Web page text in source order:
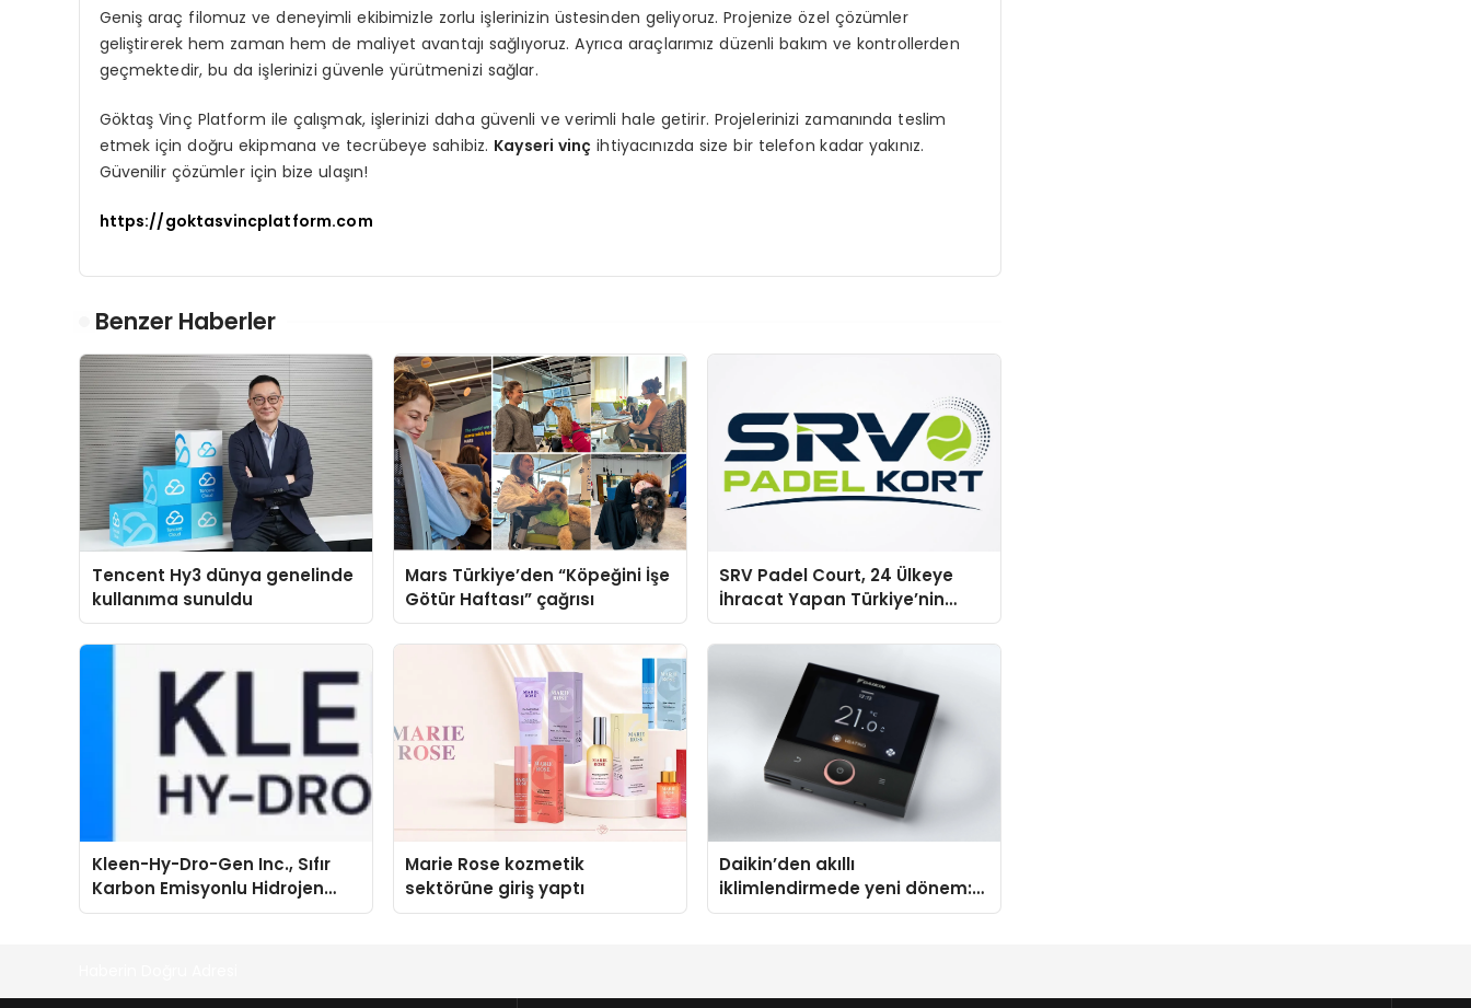
Geniş araç filomuz ve deneyimli ekibimizle zorlu işlerinizin üstesinden geliyoruz. Projenize özel çözümler
geliştirerek hem zaman hem de maliyet avantajı sağlıyoruz. Ayrıca araçlarımız düzenli bakım ve kontrollerden
geçmektedir, bu da işlerinizi güvenle yürütmenizi sağlar.
Göktaş Vinç Platform ile çalışmak, işlerinizi daha güvenli ve verimli hale getirir. Projelerinizi zamanında teslim
etmek için doğru ekipmana ve tecrübeye sahibiz. Kayseri vinç ihtiyacınızda size bir telefon kadar yakınız.
Güvenilir çözümler için bize ulaşın!
https://goktasvincplatform.com
Benzer Haberler
Tencent Hy3 dünya genelinde
kullanıma sunuldu
Mars Türkiye’den “Köpeğini İşe
Götür Haftası” çağrısı
SRV Padel Court, 24 Ülkeye
İhracat Yapan Türkiye’nin
Padel Kortu Üretim Gücü
Kleen-Hy-Dro-Gen Inc., Sıfır
Karbon Emisyonlu Hidrojen
Isıtma Teknolojisinde ISO ve
Marie Rose kozmetik
sektörüne giriş yaptı
Daikin’den akıllı
iklimlendirmede yeni dönem:
Madoka Plus Türkiye’de